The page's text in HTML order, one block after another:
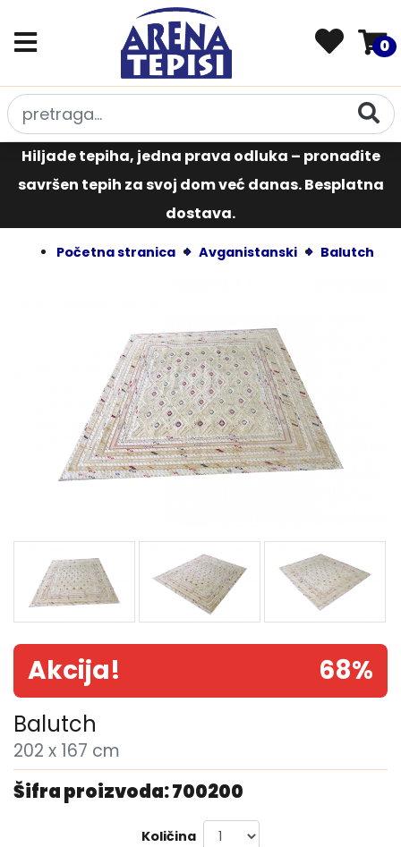
0
Hiljade tepiha, jedna prava odluka – pronađite
savršen tepih za svoj dom već danas. Besplatna
dostava.
Početna stranica Avganistanski Balutch
Akcija! 68%
Balutch
202 x 167 cm
Šifra proizvoda: 700200
Količina